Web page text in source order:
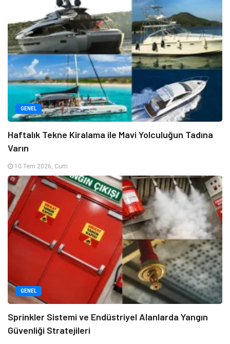
GENEL
Haftalık Tekne Kiralama ile Mavi Yolculuğun Tadına
Varın
10 Tem 2026, Cum
GENEL
Sprinkler Sistemi ve Endüstriyel Alanlarda Yangın
Güvenliği Stratejileri